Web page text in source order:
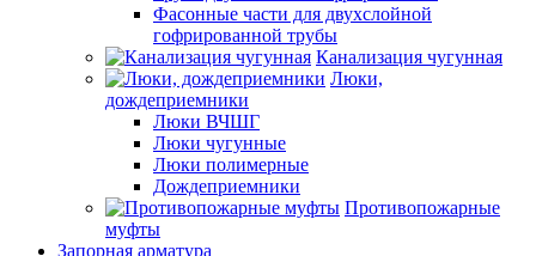
Фасонные части для двухслойной
гофрированной трубы
Канализация чугунная
Люки,
дождеприемники
Люки ВЧШГ
Люки чугунные
Люки полимерные
Дождеприемники
Противопожарные
муфты
Запорная арматура